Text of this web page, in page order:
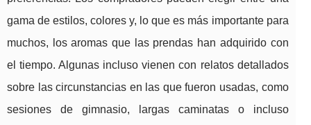
gama de estilos, colores y, lo que es más importante para
muchos, los aromas que las prendas han adquirido con
el tiempo. Algunas incluso vienen con relatos detallados
sobre las circunstancias en las que fueron usadas, como
sesiones de gimnasio, largas caminatas o incluso